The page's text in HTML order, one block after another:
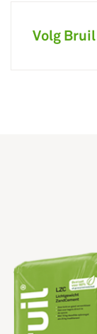
Volg Bruil